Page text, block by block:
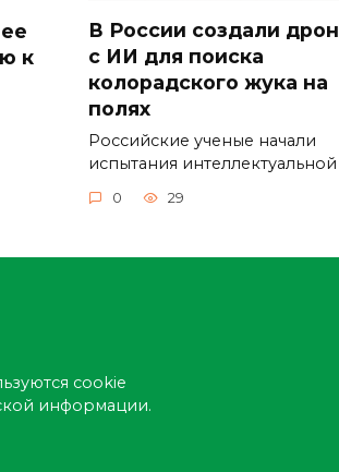
к
В России создали дрон
с ИИ для поиска
колорадского жука на
полях
Российские ученые начали
испытания интеллектуальной
0 29
cookie
информации.